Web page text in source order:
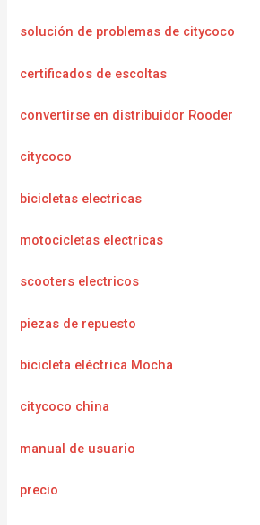
solución de problemas de citycoco
certificados de escoltas
convertirse en distribuidor Rooder
citycoco
bicicletas electricas
motocicletas electricas
scooters electricos
piezas de repuesto
bicicleta eléctrica Mocha
citycoco china
manual de usuario
precio